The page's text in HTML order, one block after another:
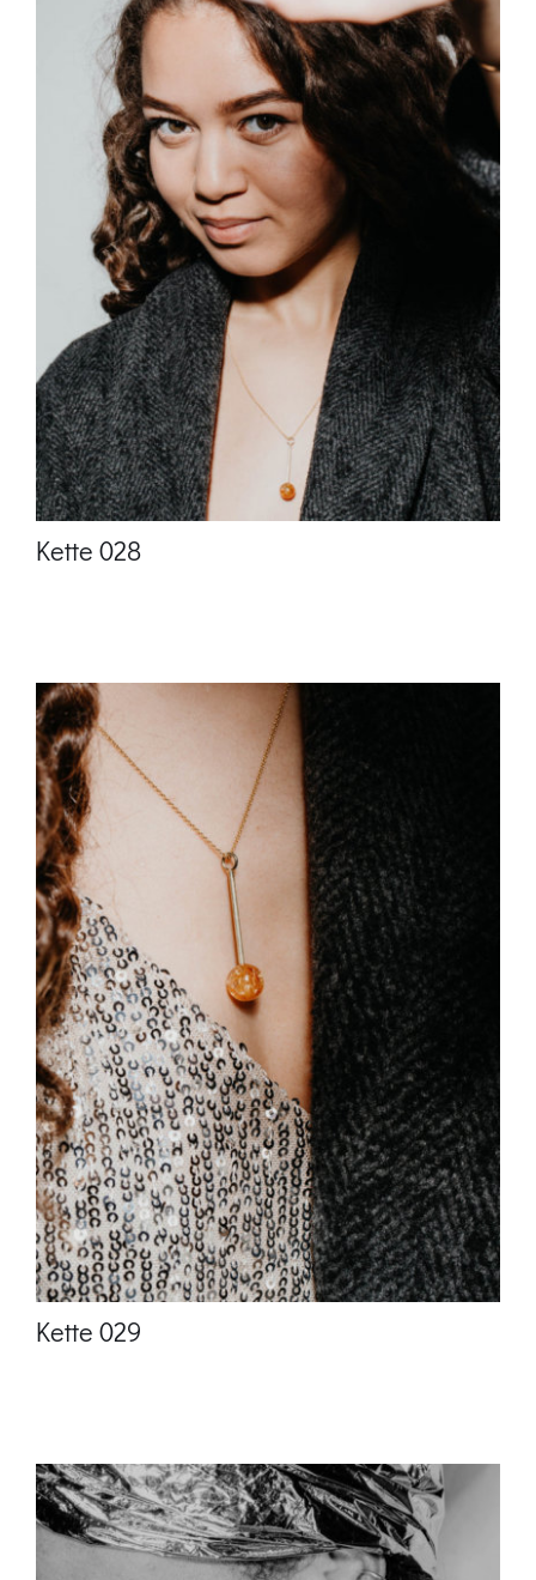
Kette 028
Kette 029